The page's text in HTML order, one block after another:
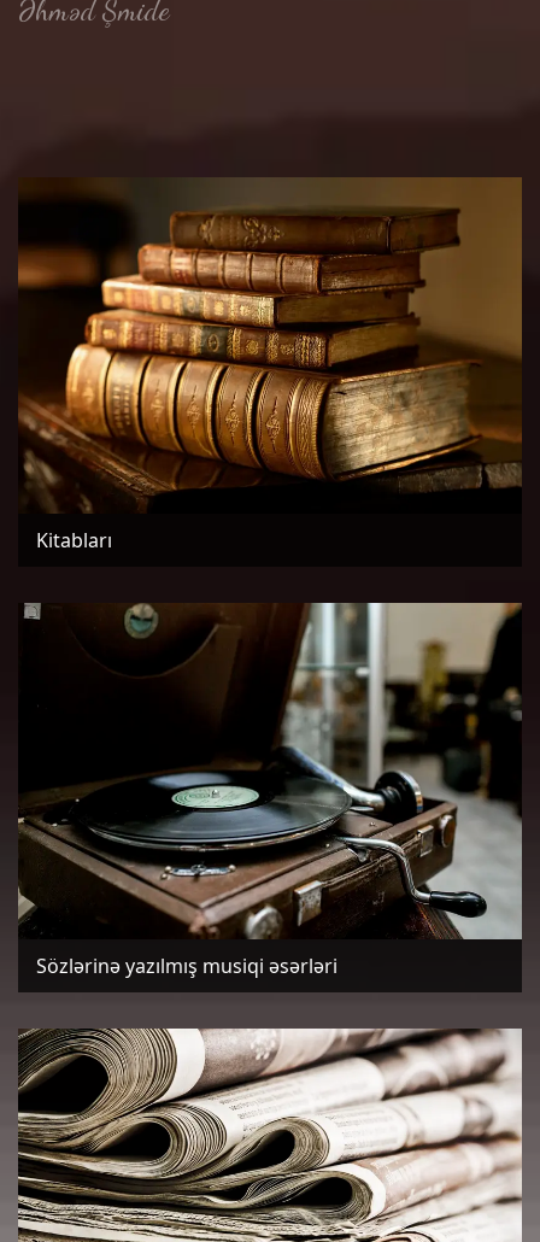
Əhməd Şmide
Kitabları
Sözlərinə yazılmış musiqi əsərləri